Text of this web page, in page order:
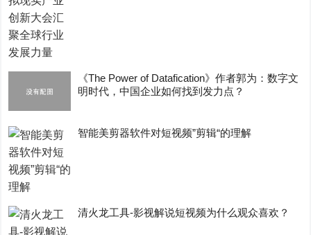
《The Power of Datafication》作者郭为：数字文
明时代，中国企业如何找到发力点？
智能美剪器软件对短视频”剪辑“的理解
清火龙工具-影视解说短视频为什么观众喜欢？